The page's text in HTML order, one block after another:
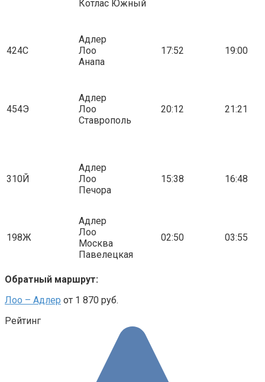
Котлас Южный
424С
Адлер
Лоо
Анапа
17:52 19:00
454Э
Адлер
Лоо
Ставрополь
20:12 21:21
310Й
Адлер
Лоо
Печора
15:38 16:48
198Ж
Адлер
Лоо
Москва
Павелецкая
02:50 03:55
Обратный маршрут:
Лоо – Адлер от 1 870 руб.
Рейтинг